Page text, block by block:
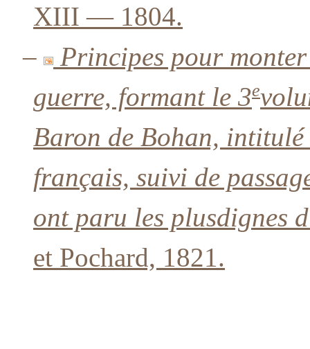
XIII — 1804.
–
Principes pour
guerre, formant le 3e
Baron de Bohan,
français, suivi de
ont paru les plusdignes
et Pochard, 1821.